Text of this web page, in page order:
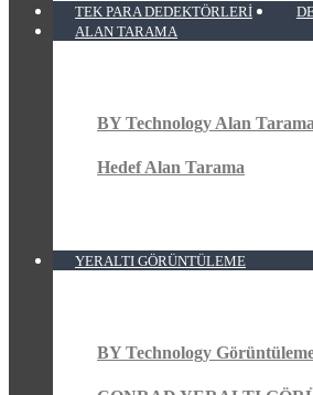
TEK PARA DEDEKTÖRLERI
ALAN TARAMA
BY Technology Alan
Hedef Alan Tarama
YERALTI GÖRÜNTÜLEME
BY Technology